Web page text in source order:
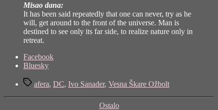
Misao dana:
It has been said repeatedly that one can never, try as he
will, get around to the front of the universe. Man is
destined to see only its far side, to realize nature only in
retreat.
Share
"Afere.pollitika.com
Saboru"
Facebook
Bluesky
Tagsafera, DC, Ivo Sanader, Vesna Škare Ožbolt
Categories
Ostalo